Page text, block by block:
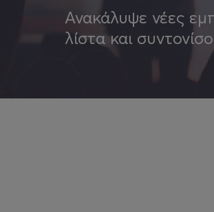
Ανακάλυψε νέες
λίστα και